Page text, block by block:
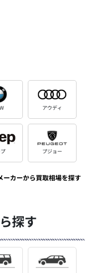
アウディ
プジョー
ーカーから買取相場を探す
探す